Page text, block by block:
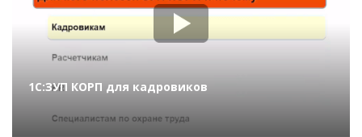
1С:ЗУП КОРП для кадровиков